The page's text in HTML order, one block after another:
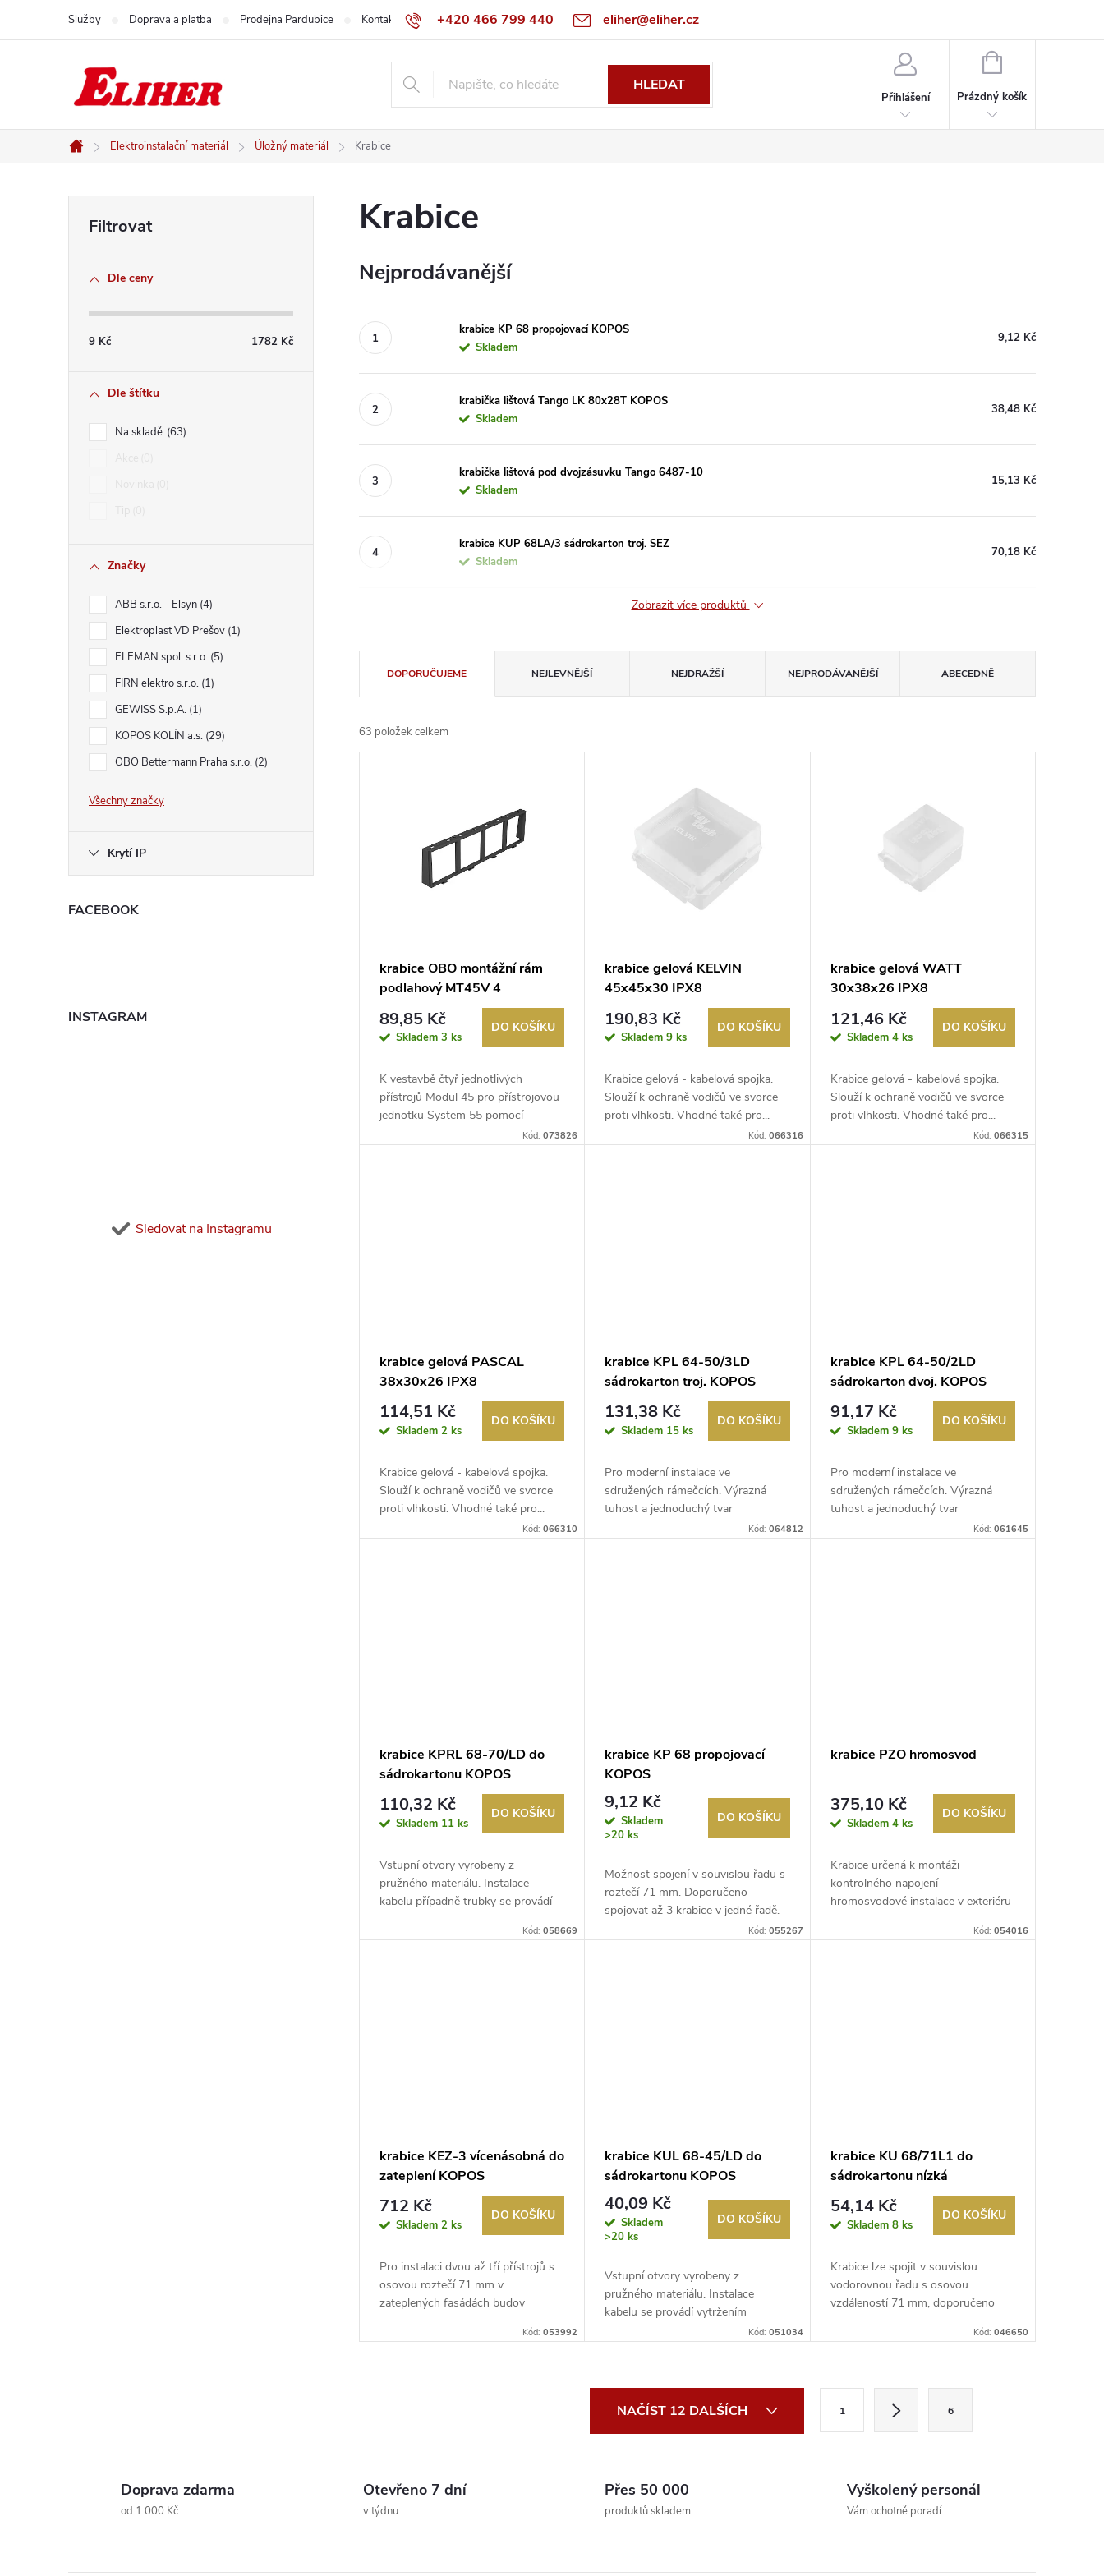
+420 466 799 440 eliher@eliher.cz
Služby Doprava a platba Prodejna Pardubice Kontakt Obchodní podmínky Reklamační řád Specialista na Bordeaux
HLEDAT
Přihlášení
NÁKUPNÍ
Prázdný košík
Domů
Elektroinstalační materiál Úložný materiál Krabice
Dle ceny
9 Kč 1782 Kč
Dle štítku
Na skladě 63
Značky
ABB s.r.o. - Elsyn 4
Elektroplast VD Prešov 1
ELEMAN spol. s r.o. 5
FIRN elektro s.r.o. 1
GEWISS S.p.A. 1
KOPOS KOLÍN a.s. 29
OBO Bettermann Praha s.r.o. 2
Všechny značky
Krytí IP
FACEBOOK
INSTAGRAM
Sledovat na Instagramu
Krabice
Nejprodávanější
krabice KP 68 propojovací KOPOS
Skladem
9,12 Kč
krabička lištová Tango LK 80x28T KOPOS
Skladem
38,48 Kč
krabička lištová pod dvojzásuvku Tango 6487-10
Skladem
15,13 Kč
krabice KUP 68LA/3 sádrokarton troj. SEZ
Skladem
70,18 Kč
Zobrazit více produktů
a
z
DOPORUČUJEME NEJLEVNĚJŠÍ NEJDRAŽŠÍ NEJPRODÁVANĚJŠÍ ABECEDNĚ
63 položek celkem
u
krabice OBO montážní rám
podlahový MT45V 4
89,85 Kč
Skladem 3 ks
DO KOŠÍKU
K vestavbě čtyř jednotlivých
přístrojů Modul 45 pro přístrojovou
jednotku System 55 pomocí
Kód:073826
krabice gelová KELVIN
45x45x30 IPX8
190,83 Kč
Skladem9 ks
DO KOŠÍKU
Krabice gelová - kabelová spojka.
Slouží k ochraně vodičů ve svorce
proti vlhkosti. Vhodné také pro...
Kód: 066316
krabice gelová WATT
30x38x26 IPX8
121,46 Kč
Skladem 4 ks
DO KOŠÍKU
Krabice gelová - kabelová spojka.
Slouží k ochraně vodičů ve svorce
proti vlhkosti. Vhodné také pro...
Kód: 066315
krabice gelová PASCAL
38x30x26 IPX8
114,51 Kč
Skladem 2 ks
DO KOŠÍKU
Krabice gelová - kabelová spojka.
Slouží k ochraně vodičů ve svorce
proti vlhkosti. Vhodné také pro...
Kód:066310
krabice KPL 64-50/3LD
sádrokarton troj. KOPOS
131,38 Kč
Skladem 15 ks
DO KOŠÍKU
Pro moderní instalace ve
sdružených rámečcích. Výrazná
tuhost a jednoduchý tvar
Kód: 064812
krabice KPL 64-50/2LD
sádrokarton dvoj. KOPOS
91,17 Kč
Skladem 9 ks
DO KOŠÍKU
Pro moderní instalace ve
sdružených rámečcích. Výrazná
tuhost a jednoduchý tvar
Kód: 061645
krabice KPRL 68-70/LD do
sádrokartonu KOPOS
110,32 Kč
Skladem 11 ks
DO KOŠÍKU
Vstupní otvory vyrobeny z
pružného materiálu. Instalace
kabelu případně trubky se provádí
Kód:058669
krabice KP 68 propojovací
KOPOS
9,12 Kč
Skladem
>20 ks
DO KOŠÍKU
Možnost spojení v souvislou řadu s
roztečí 71 mm. Doporučeno
spojovat až 3 krabice v jedné řadě.
Kód: 055267
krabice PZO hromosvod
375,10 Kč
Skladem 4 ks
DO KOŠÍKU
Krabice určená k montáži
kontrolného napojení
hromosvodové instalace v exteriéru
Kód: 054016
krabice KEZ-3 vícenásobná do
zateplení KOPOS
712 Kč
Skladem 2 ks
DO KOŠÍKU
Pro instalaci dvou až tří přístrojů s
osovou roztečí 71 mm v
zateplených fasádách budov
Kód:053992
krabice KUL 68-45/LD do
sádrokartonu KOPOS
40,09 Kč
Skladem
>20 ks
DO KOŠÍKU
Vstupní otvory vyrobeny z
pružného materiálu. Instalace
kabelu se provádí vytržením
Kód: 051034
krabice KU 68/71L1 do
sádrokartonu nízká
54,14 Kč
Skladem 8 ks
DO KOŠÍKU
Krabice lze spojit v souvislou
vodorovnou řadu s osovou
vzdáleností 71 mm, doporučeno
Kód: 046650
á
a
NAČÍST 12 DALŠÍCH 1 6
Doprava zdarma
od 1 000 Kč
Otevřeno 7 dní
v týdnu
Přes 50 000
produktů skladem
Vyškolený personál
Vám ochotně poradí